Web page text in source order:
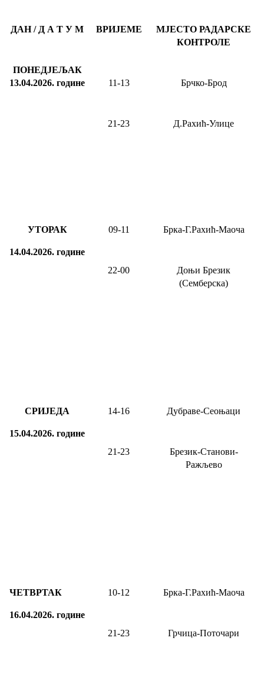
ДАН / Д А Т У М ВРИЈЕМЕ
МЈЕСТО РАДАРСКЕ
КОНТРОЛЕ
ПОНЕДЈЕЉАК
13.04.2026. године 11-13 Брчко-Брод
21-23 Д.Рахић-Улице
УТОРАК
14.04.2026. године
09-11 Брка-Г.Рахић-Маоча
22-00
Доњи Брезик
(Семберска)
СРИЈЕДА
15.04.2026. године
14-16 Дубраве-Сеоњаци
21-23
Брезик-Станови-
Ражљево
ЧЕТВРТАК
16.04.2026. године
10-1 2 Брка-Г.Рахић-Маоча
21-23 Грчица-Поточари